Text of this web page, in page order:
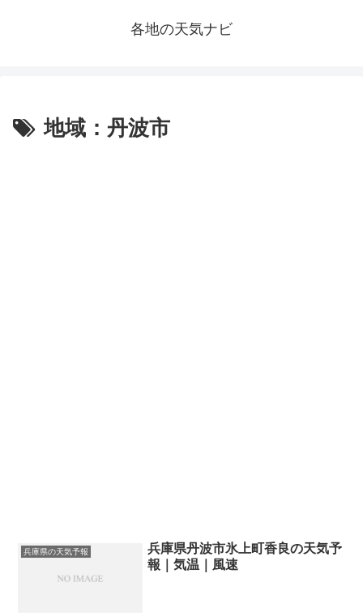
各地の天気ナビ
地域：丹波市
兵庫県の天気予報
兵庫県丹波市氷上町香良の天気予
報｜気温｜風速